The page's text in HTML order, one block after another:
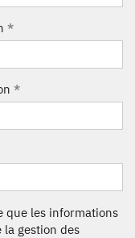
*
*
que les informations
la gestion des